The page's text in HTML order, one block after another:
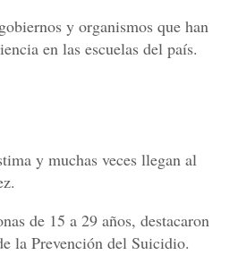
y organismos que han
en las escuelas del país.
y muchas veces llegan al
de 15 a 29 años, destacaron
la Prevención del Suicidio.